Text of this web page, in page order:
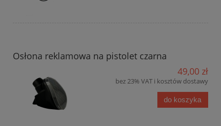
Osłona reklamowa na pistolet czarna
49,00 zł
bez 23% VAT i kosztów dostawy
do koszyka